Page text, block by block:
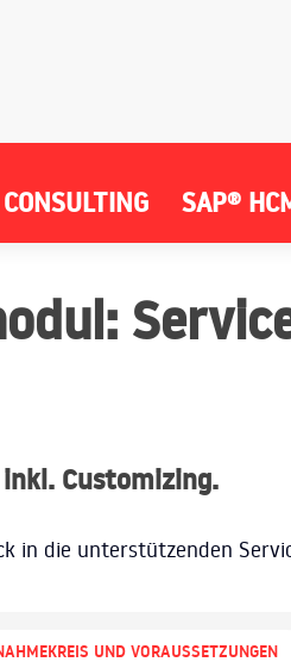
SAP®
Customizing.
in die unterstützenden
UND VORAUSSETZUNGEN